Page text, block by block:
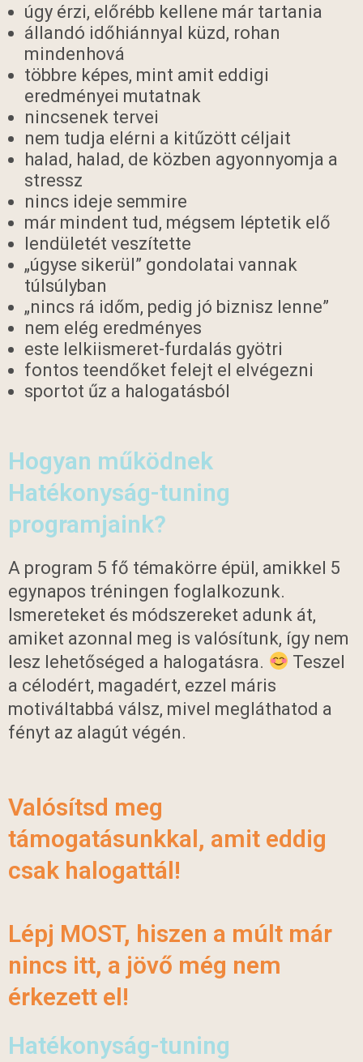
úgy érzi, előrébb kellene már tartania
állandó időhiánnyal küzd, rohan
mindenhová
többre képes, mint amit eddigi
eredményei mutatnak
nincsenek tervei
nem tudja elérni a kitűzött céljait
halad, halad, de közben agyonnyomja a
stressz
nincs ideje semmire
már mindent tud, mégsem léptetik elő
lendületét veszítette
„úgyse sikerül” gondolatai vannak
túlsúlyban
„nincs rá időm, pedig jó biznisz lenne”
nem elég eredményes
este lelkiismeret-furdalás gyötri
fontos teendőket felejt el elvégezni
sportot űz a halogatásból
Hogyan működnek
Hatékonyság-tuning
programjaink?
A program 5 fő témakörre épül, amikkel 5
egynapos tréningen foglalkozunk.
Ismereteket és módszereket adunk át,
amiket azonnal meg is valósítunk, így nem
lesz lehetőséged a halogatásra.
Teszel
a célodért, magadért, ezzel máris
motiváltabbá válsz, mivel megláthatod a
fényt az alagút végén.
Valósítsd meg
támogatásunkkal, amit eddig
csak halogattál!
Lépj MOST, hiszen a múlt már
nincs itt, a jövő még nem
érkezett el!
Hatékonyság-tuning